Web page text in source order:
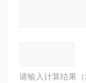
请输入计算结果